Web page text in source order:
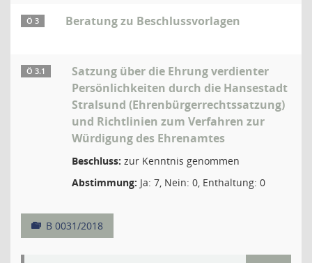
Ö 3 Beratung zu Beschlussvorlagen
Ö 3.1
Satzung über die Ehrung verdienter
Persönlichkeiten durch die Hansestadt
Stralsund (Ehrenbürgerrechtssatzung)
und Richtlinien zum Verfahren zur
Würdigung des Ehrenamtes
Beschluss: zur Kenntnis genommen
Abstimmung: Ja: 7, Nein: 0, Enthaltung: 0
B 0031/2018